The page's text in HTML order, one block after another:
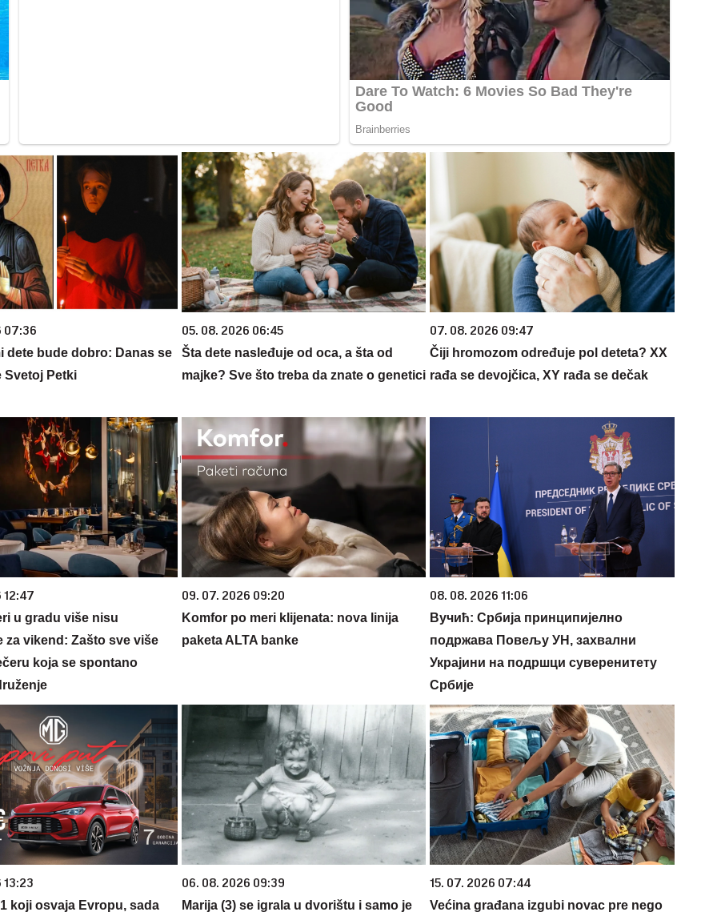
07:36
dete bude dobro: Danas se
Svetoj Petki
05. 08. 2026 06:45
Šta dete nasleđuje od oca, a šta od
majke? Sve što treba da znate o genetici
07. 08. 2026 09:47
Čiji hromozom određuje pol deteta? XX
rađa se devojčica, XY rađa se dečak
12:47
u gradu više nisu
za vikend: Zašto sve više
koja se spontano
09. 07. 2026 09:20
Komfor po meri klijenata: nova linija
paketa ALTA banke
08. 08. 2026 11:06
Вучић: Србија принципијелно
подржава Повељу УН, захвални
Украјини на подршци суверенитету
Србије
13:23
koji osvaja Evropu, sada
06. 08. 2026 09:39
Marija (3) se igrala u dvorištu i samo je
15. 07. 2026 07:44
Većina građana izgubi novac pre nego